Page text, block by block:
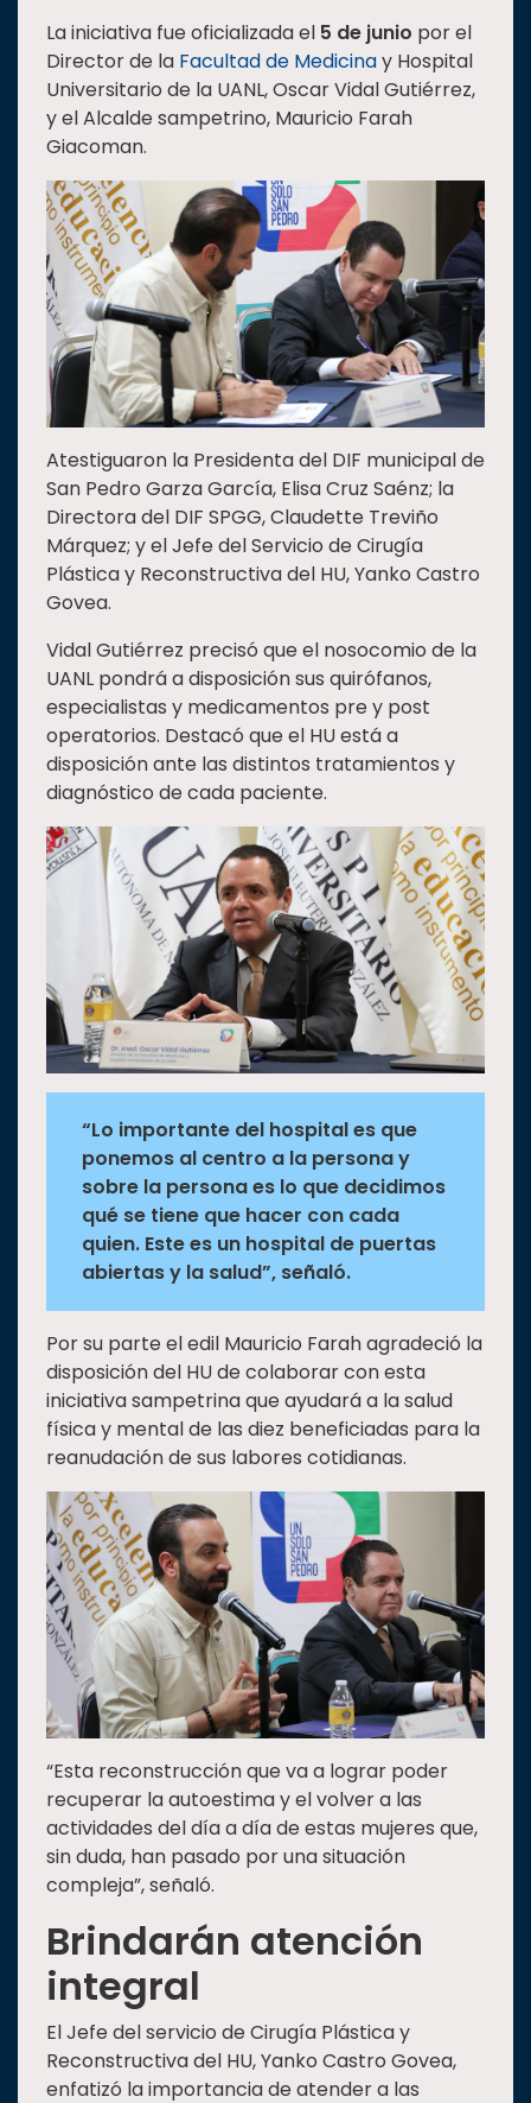
Rectoría
Investigación
Internacionalización
social
Vinculación
Historia
Universiada
Nacional
La iniciativa fue oficializada el 5 de junio por el
Director de la Facultad de Medicinay Hospital
Universitario de la UANL, Oscar Vidal Gutiérrez,
y el Alcalde sampetrino, Mauricio Farah
Giacoman.
Atestiguaron la Presidenta del DIF municipal de
San Pedro Garza García, Elisa Cruz Saénz; la
Directora del DIF SPGG, Claudette Treviño
Márquez; y el Jefe del Servicio de Cirugía
Plástica y Reconstructiva del HU, Yanko Castro
Govea.
Vidal Gutiérrez precisó que el nosocomio de la
UANL pondrá a disposición sus quirófanos,
especialistas y medicamentos pre y post
operatorios. Destacó que el HU está a
disposición ante las distintos tratamientos y
diagnóstico de cada paciente.
“Lo importante del hospital es que
ponemos al centro a la persona y
sobre la persona es lo que decidimos
qué se tiene que hacer con cada
quien. Este es un hospital de puertas
abiertas y la salud”, señaló.
Por su parte el edil Mauricio Farah agradeció la
disposición del HU de colaborar con esta
iniciativa sampetrina que ayudará a la salud
física y mental de las diez beneficiadas para la
reanudación de sus labores cotidianas.
“Esta reconstrucción que va a lograr poder
recuperar la autoestima y el volver a las
actividades del día a día de estas mujeres que,
sin duda, han pasado por una situación
compleja”, señaló.
Brindarán atención
integral
El Jefe del servicio de Cirugía Plástica y
Reconstructiva del HU, Yanko Castro Govea,
enfatizó la importancia de atender a las